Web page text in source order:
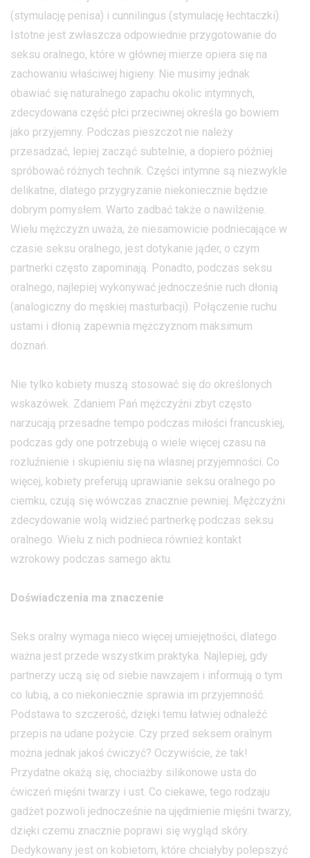
(stymulację penisa) i cunnilingus (stymulację łechtaczki).
Istotne jest zwłaszcza odpowiednie przygotowanie do
seksu oralnego, które w głównej mierze opiera się na
zachowaniu właściwej higieny. Nie musimy jednak
obawiać się naturalnego zapachu okolic intymnych,
zdecydowana część płci przeciwnej określa go bowiem
jako przyjemny. Podczas pieszczot nie należy
przesadzać, lepiej zacząć subtelnie, a dopiero później
spróbować różnych technik. Części intymne są niezwykle
delikatne, dlatego przygryzanie niekoniecznie będzie
dobrym pomysłem. Warto zadbać także o nawilżenie.
Wielu mężczyzn uważa, że niesamowicie podniecające w
czasie seksu oralnego, jest dotykanie jąder, o czym
partnerki często zapominają. Ponadto, podczas seksu
oralnego, najlepiej wykonywać jednocześnie ruch dłonią
(analogiczny do męskiej masturbacji). Połączenie ruchu
ustami i dłonią zapewnia mężczyznom maksimum
doznań.
Nie tylko kobiety muszą stosować się do określonych
wskazówek. Zdaniem Pań mężczyźni zbyt często
narzucają przesadne tempo podczas miłości francuskiej,
podczas gdy one potrzebują o wiele więcej czasu na
rozluźnienie i skupieniu się na własnej przyjemności. Co
więcej, kobiety preferują uprawianie seksu oralnego po
ciemku, czują się wówczas znacznie pewniej. Mężczyźni
zdecydowanie wolą widzieć partnerkę podczas seksu
oralnego. Wielu z nich podnieca również kontakt
wzrokowy podczas samego aktu.
Doświadczenia ma znaczenie
Seks oralny wymaga nieco więcej umiejętności, dlatego
ważna jest przede wszystkim praktyka. Najlepiej, gdy
partnerzy uczą się od siebie nawzajem i informują o tym
co lubią, a co niekoniecznie sprawia im przyjemność.
Podstawa to szczerość, dzięki temu łatwiej odnaleźć
przepis na udane pożycie. Czy przed seksem oralnym
można jednak jakoś ćwiczyć? Oczywiście, że tak!
Przydatne okażą się, chociażby silikonowe usta do
ćwiczeń mięśni twarzy i ust. Co ciekawe, tego rodzaju
gadżet pozwoli jednocześnie na ujędrnienie mięśni twarzy,
dzięki czemu znacznie poprawi się wygląd skóry.
Dedykowany jest on kobietom, które chciałyby polepszyć